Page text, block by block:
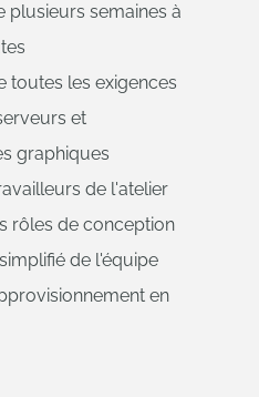
plusieurs semaines à
toutes les exigences
et
graphiques
de l'atelier
rôles de conception
de l'équipe
en